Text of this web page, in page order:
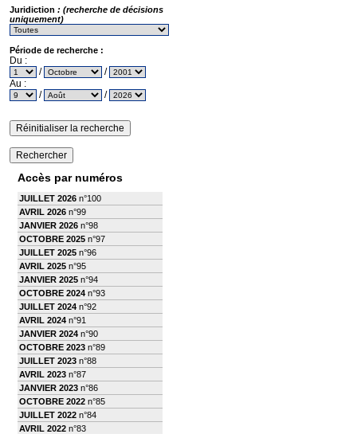
Juridiction : (recherche de décisions
uniquement)
Période de recherche :
Du :
/
/
Au :
/
/
Accès par numéros
JUILLET 2026 n°100
AVRIL 2026 n°99
JANVIER 2026 n°98
OCTOBRE 2025 n°97
JUILLET 2025 n°96
AVRIL 2025 n°95
JANVIER 2025 n°94
OCTOBRE 2024 n°93
JUILLET 2024 n°92
AVRIL 2024 n°91
JANVIER 2024 n°90
OCTOBRE 2023 n°89
JUILLET 2023 n°88
AVRIL 2023 n°87
JANVIER 2023 n°86
OCTOBRE 2022 n°85
JUILLET 2022 n°84
AVRIL 2022 n°83